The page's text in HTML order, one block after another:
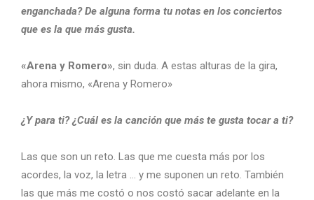
enganchada? De alguna forma tu notas en los conciertos
que es la que más gusta.
«Arena y Romero», sin duda. A estas alturas de la gira,
ahora mismo, «Arena y Romero»
¿Y para ti? ¿Cuál es la canción que más te gusta tocar a ti?
Las que son un reto. Las que me cuesta más por los
acordes, la voz, la letra … y me suponen un reto. También
las que más me costó o nos costó sacar adelante en la